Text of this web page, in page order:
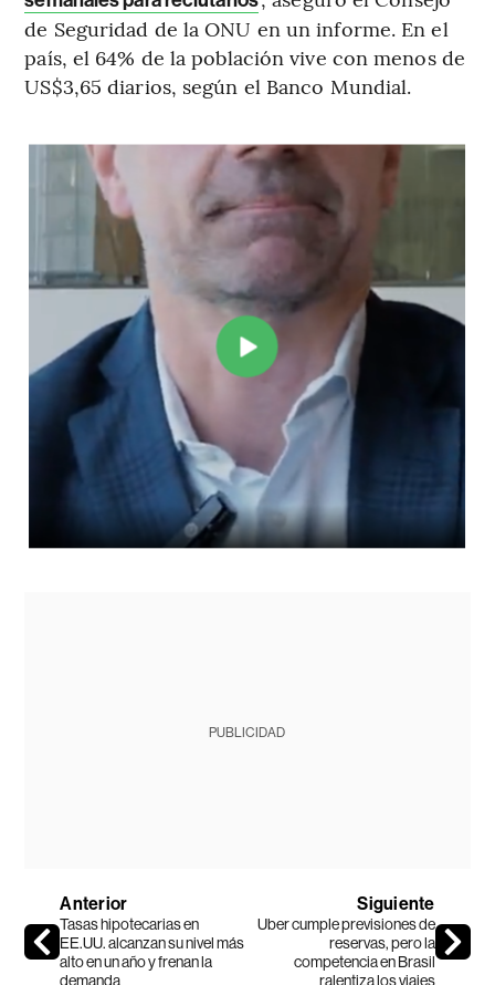
de Seguridad de la ONU en un informe. En el
país, el 64% de la población vive con menos de
US$3,65 diarios, según el Banco Mundial.
PUBLICIDAD
Anterior
Tasas hipotecarias en
EE.UU. alcanzan su nivel más
alto en un año y frenan la
demanda
Siguiente
Uber cumple previsiones de
reservas, pero la
competencia en Brasil
ralentiza los viajes